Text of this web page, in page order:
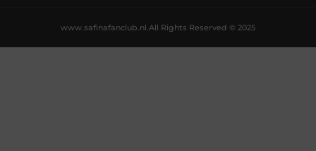
All Rights Reserved © 2025
www.safinafanclub.nl.